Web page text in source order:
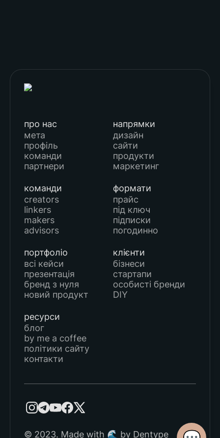
про нас
мета
профіль
команди
партнери
напрямки
дизайн
сайти
продукти
маркетинг
команди
creators
linkers
makers
advisors
формати
прайс
під ключ
підписки
погодинно
портфоліо
всі кейси
презентація
бренд з нуля
новий продукт
клієнти
бізнеси
стартапи
особисті бренди
DIY
ресурси
блог
by me a coffee
політики сайту
контакти
© 2023. Made with 🌊 by Dentype